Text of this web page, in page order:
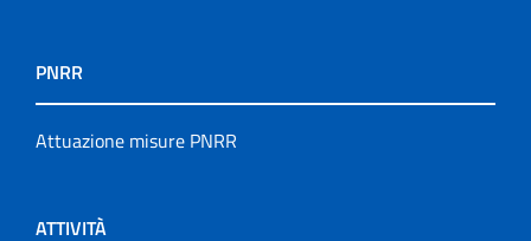
PNRR
Attuazione misure PNRR
ATTIVITÀ